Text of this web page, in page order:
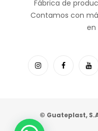
Fábrica de
Contamos con
en
© Guateplast,